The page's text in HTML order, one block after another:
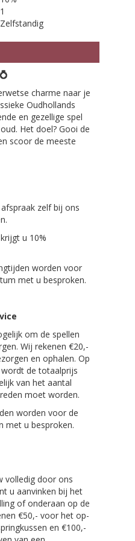
1
Zelfstandig
charme naar je
Oudhollands
en gezellige spel
Het doel? Gooi de
scoor de meeste
zelf bij ons
u 10%
worden voor
met u besproken.
om de spellen
Wij rekenen €20,-
en ophalen. Op
de totaalprijs
van het aantal
moet worden.
worden voor de
met u besproken.
volledig door ons
u aanvinken bij het
of onderaan op de
€50,- voor het op-
en €100,-